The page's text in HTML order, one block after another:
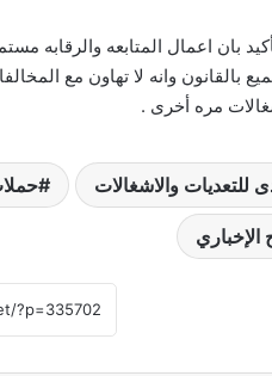
بان اعمال المتابعه والرقابه
بالقانون وانه لا تهاون مع
مره أخرى .
للتعديات والاشغالات